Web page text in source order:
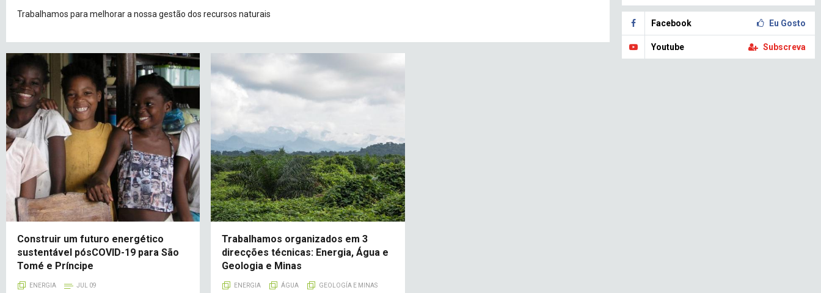
Trabalhamos para melhorar a nossa gestão dos recursos naturais
Construir um futuro energético
sustentável pósCOVID-19 para São
Tomé e Príncipe
ENERGIA JUL 09
Trabalhamos organizados em 3
direcções técnicas: Energia, Água e
Geologia e Minas
ENERGIA ÁGUA
GEOLOGÍA E MINAS
Facebook Eu Gosto
Youtube Subscreva